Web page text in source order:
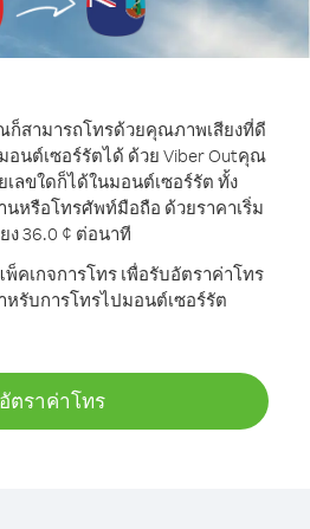
สามารถโทรด้วยคุณภาพเสียงที่ดี
นต์เซอร์รัตได้ ด้วย Viber Outคุณ
เลขใดก็ได้ในมอนต์เซอร์รัต ทั้ง
หรือโทรศัพท์มือถือ ด้วยราคาเริ่ม
ง 36.0 ¢ ต่อนาที
คเกจการโทร เพื่อรับอัตราค่าโทร
รับการโทรไปมอนต์เซอร์รัต
ตราค่าโทร